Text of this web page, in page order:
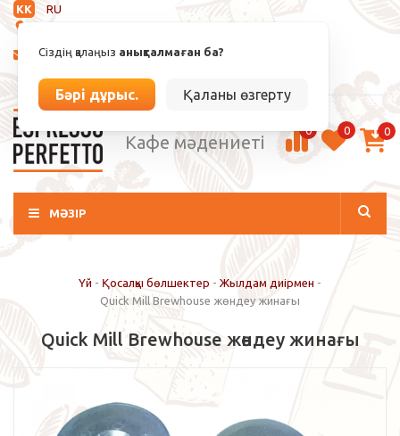
KK
RU
Сіздің қалаңыз анықталмаған ба?
Бәрі дұрыс. Қаланы өзгерту
info@espressoperfetto.kz
Кафе мәдениеті
0 0 0
МӘЗІР
Үй - Қосалқы бөлшектер - Жылдам диірмен -
Quick Mill Brewhouse жөндеу жинағы
Quick Mill Brewhouse жөндеу жинағы